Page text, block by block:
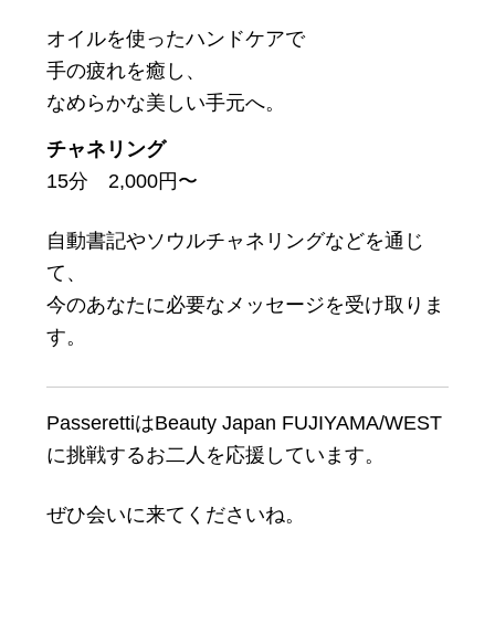
オイルを使ったハンドケアで
手の疲れを癒し、
なめらかな美しい手元へ。
チャネリング
15分 2,000円〜
自動書記やソウルチャネリングなどを通じ
て、
今のあなたに必要なメッセージを受け取りま
す。
PasserettiはBeauty Japan FUJIYAMA/WEST
に挑戦するお二人を応援しています。
ぜひ会いに来てくださいね。